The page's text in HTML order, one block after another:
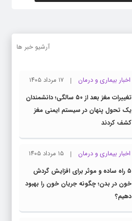
آرشیو خبر ها
اخبار بیماری و درمان
۱۷ مرداد ۱۴۰۵
تغییرات مغز بعد از ۵۰ سالگی؛ دانشمندان
یک تحول پنهان در سیستم ایمنی مغز
کشف کردند
اخبار بیماری و درمان
۱۵ مرداد ۱۴۰۵
۵ راه ساده و موثر برای افزایش گردش
خون در بدن؛ چگونه جریان خون را بهبود
دهیم؟